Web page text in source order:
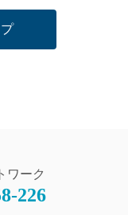
ワーク
226